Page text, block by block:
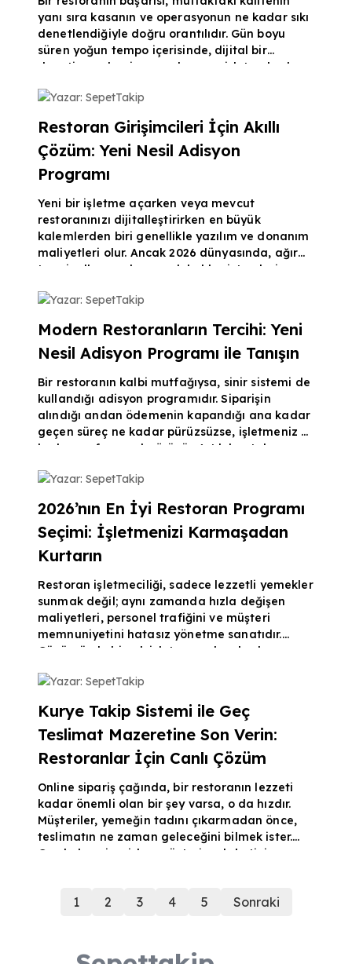
yanı sıra kasanın ve operasyonun ne kadar sıkı
denetlendiğiyle doğru orantılıdır. Gün boyu
süren yoğun tempo içerisinde, dijital bir
denetim mekanizması olmayan işletmelerde
Doğru kurgulanmış bir restoran programı, bu
kayıpları minimize ederek işletme karını
koruma altına alan en önemli bariyerdir. Dijital
Takip ile Kontrolü Elinize Alın Birçok işletme
sahibi, ay sonunda beklediği karlılığa
ulaşamadığınd
Yazar: SepetTakip
Restoran Girişimcileri İçin Akıllı
Çözüm: Yeni Nesil Adisyon
Programı
Yeni bir işletme açarken veya mevcut
restoranınızı dijitalleştirirken en büyük
kalemlerden biri genellikle yazılım ve donanım
maliyetleri olur. Ancak 2026 dünyasında, ağır
terminallere ve karmaşık kablo sistemlerine
programı, işletmenizi bir tablet veya akıllı
maliyetlerinizi de radikal bir şekilde düşürür.
Donanım Kalabalığına Son: Cebinizdeki Adisyon
nesil bir adisyon prog
Yazar: SepetTakip
Modern Restoranların Tercihi: Yeni
Nesil Adisyon Programı ile Tanışın
Bir restoranın kalbi mutfağıysa, sinir sistemi de
kullandığı adisyon programıdır. Siparişin
alındığı andan ödemenin kapandığı ana kadar
geçen süreç ne kadar pürüzsüzse, işletmeniz o
kadar profesyonel görünür. Artık hantal ve
işletmenize hız katan akıllı çözümler alıyor.
Manuel Süreçlere Veda: Neden Şimdi
Dijitalleşmelisiniz? Geleneksel yöntemlerle
restoran yönetmeye çalışmak, trafiğin en
yoğun olduğu saatlerde gözü kapalı yürümeye
benzer. İyi kur
Yazar: SepetTakip
2026’nın En İyi Restoran Programı
Seçimi: İşletmenizi Karmaşadan
Kurtarın
Restoran işletmeciliği, sadece lezzetli yemekler
sunmak değil; aynı zamanda hızla değişen
maliyetleri, personel trafiğini ve müşteri
memnuniyetini hatasız yönetme sanatıdır.
Günümüzde birçok işletme, geleneksel ve
boğuluyor. Peki, modern bir işletme için
yüksek maliyetli ve karmaşık sistemlerin
ötesine geçerek, işletmenize çeviklik ve karlılık
kazandıracak yeni nesil çözümleri
inceleyeceğiz. Bir Resto
Yazar: SepetTakip
Kurye Takip Sistemi ile Geç
Teslimat Mazeretine Son Verin:
Restoranlar İçin Canlı Çözüm
Online sipariş çağında, bir restoranın lezzeti
kadar önemli olan bir şey varsa, o da hızdır.
Müşteriler, yemeğin tadını çıkarmadan önce,
teslimatın ne zaman geleceğini bilmek ister.
Geç kalan siparişler, müşteri sadakatini
arkasına sığınmaya zorlar. Peki, bu kaotik
vermek mümkün mü? Evet, mümkün.
1 2 3 4 5 Sonraki